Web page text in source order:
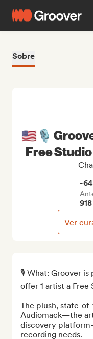
Sobre
🎙️ What: Groover
offer 1 artist a Free
The plush, state-
Audiomack—the
discovery
recording needs.
🇺🇸🎙️
Free
-
Ver